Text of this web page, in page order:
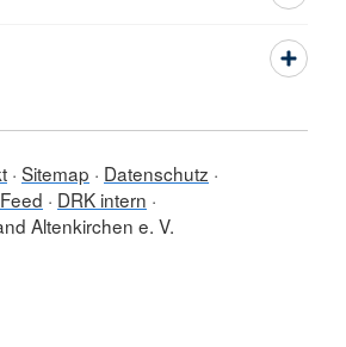
Sitemap
Datenschutz
DRK intern
Altenkirchen e. V.